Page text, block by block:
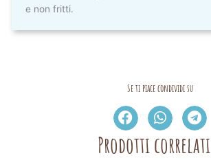
e non fritti.
Se ti piace condividi su
Prodotti correlati